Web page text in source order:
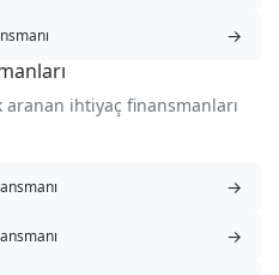
→
aranan ihtiyaç finansmanları
→
→